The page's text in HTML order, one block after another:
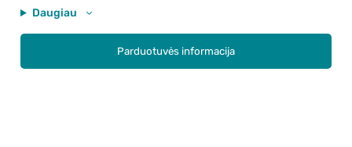
Daugiau
Parduotuvės informacija